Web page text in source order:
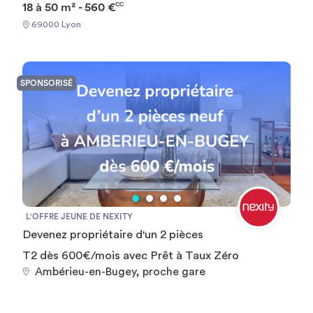
jour chaque jour, mais peut ne pas refléter les disponibilités
en temps réel.
Moulin Lyon III. Celle-ci propose des studios meublés et
tout équipés à des prix adaptés. En plus, la résidence
Victorian Park offre de nombreux services tels qu'un
connexion internet. Cette résidence étudiante est à
proximité des transports en commun, des commerces,
restaurants et cinémas.
18 à 50 m² - 560 €CC
69000 Lyon
SPONSORISÉ
L'OFFRE JEUNE DE NEXITY
Devenez propriétaire d'un 2 pièces
T2 dès 600€/mois avec Prêt à Taux Zéro
Ambérieu-en-Bugey, proche gare